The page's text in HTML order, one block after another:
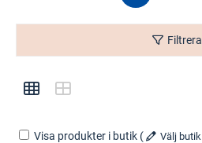
Filtrera
Visa produkter i butik ( Välj butik